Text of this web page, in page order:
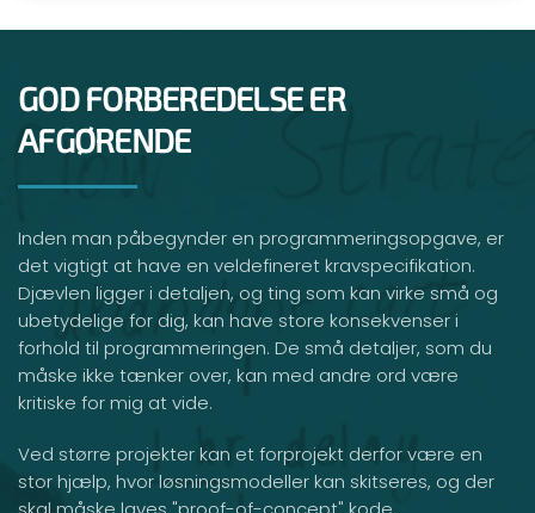
GOD FORBEREDELSE ER
AFGØRENDE
Inden man påbegynder en programmeringsopgave, er
det vigtigt at have en veldefineret kravspecifikation.
Djævlen ligger i detaljen, og ting som kan virke små og
ubetydelige for dig, kan have store konsekvenser i
forhold til programmeringen. De små detaljer, som du
måske ikke tænker over, kan med andre ord være
kritiske for mig at vide.
Ved større projekter kan et forprojekt derfor være en
stor hjælp, hvor løsningsmodeller kan skitseres, og der